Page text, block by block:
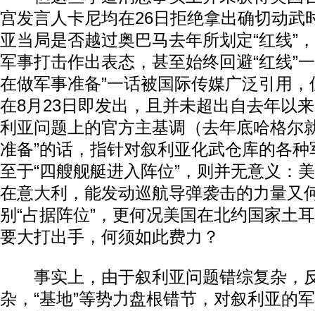
宫发言人卡尼均在26日拒绝拿出确切动武
亚当局是否越过奥巴马去年所划定“红线”
军事打击作出表态，甚至始终回避“红线”
在做军事准备”一话被国际传媒广泛引用
在8月23日即发出，且并未超出自去年以
利亚问题上的官方主基调（去年底哈格尔
准备”的话，指针对叙利亚化武仓库的各
至于“四艘舰艇进入阵位”，则并无意义：
在意大利，能发动巡航导弹袭击的力量又
别“占据阵位”，更何况美国在北约国家土
要大打出手，何须如此费力？
事实上，由于叙利亚问题错综复杂，
杂，“基地”等势力盘根错节，对叙利亚的